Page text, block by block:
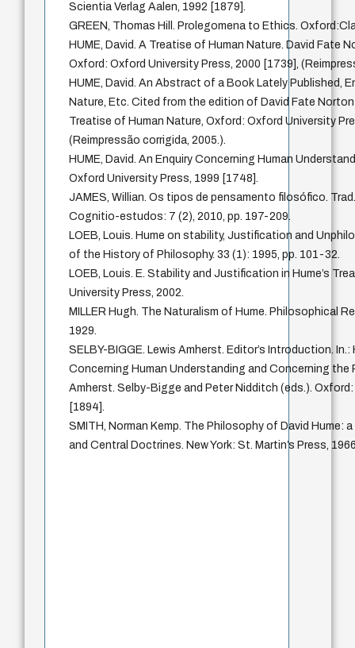
Scientia Verlag Aalen, 1992 [1879].
GREEN, Thomas Hill. Prolegomena to Ethics.
HUME, David. A Treatise of Human Nature. David Fate
Oxford: Oxford University Press, 2000 [1739],
HUME, David. An Abstract of a Book Lately Published,
Nature, Etc. Cited from the edition of David Fate
Treatise of Human Nature, Oxford: Oxford University
(Reimpressão corrigida, 2005.).
HUME, David. An Enquiry Concerning Human
Oxford University Press, 1999 [1748].
JAMES, Willian. Os tipos de pensamento filosófico.
Cognitio-estudos: 7 (2), 2010, pp. 197-209.
LOEB, Louis. Hume on stability, Justification and
of the History of Philosophy. 33 (1): 1995, pp. 101-32.
LOEB, Louis. E. Stability and Justification in Hume’s
University Press, 2002.
MILLER Hugh. The Naturalism of Hume. Philosophical
1929.
SELBY-BIGGE. Lewis Amherst. Editor’s Introduction. In.:
Concerning Human Understanding and Concerning the
Amherst. Selby-Bigge and Peter Nidditch (eds.).
[1894].
SMITH, Norman Kemp. The Philosophy of David Hume:
and Central Doctrines. New York: St. Martin’s Press,